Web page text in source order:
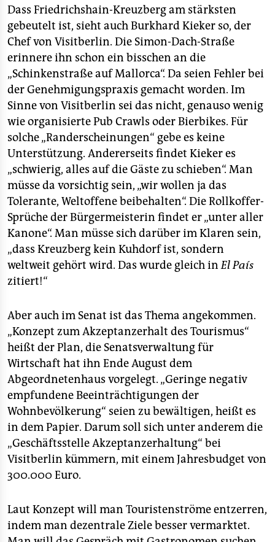
Dass Friedrichshain-Kreuzberg am stärksten
gebeutelt ist, sieht auch Burkhard Kieker so, der
Chef von Visitberlin. Die Simon-Dach-Straße
erinnere ihn schon ein bisschen an die
„Schinkenstraße auf Mallorca“. Da seien Fehler bei
der Genehmigungspraxis gemacht worden. Im
Sinne von Visitberlin sei das nicht, genauso wenig
wie organisierte Pub Crawls oder Bierbikes. Für
solche „Randerscheinungen“ gebe es keine
Unterstützung. Andererseits findet Kieker es
„schwierig, alles auf die Gäste zu schieben“. Man
müsse da vorsichtig sein, „wir wollen ja das
Tolerante, Weltoffene beibehalten“. Die Rollkoffer-
Sprüche der Bürgermeisterin findet er „unter aller
Kanone“. Man müsse sich darüber im Klaren sein,
„dass Kreuzberg kein Kuhdorf ist, sondern
weltweit gehört wird. Das wurde gleich inEl País
zitiert!“
Aber auch im Senat ist das Thema angekommen.
„Konzept zum Akzeptanzerhalt des Tourismus“
heißt der Plan, die Senatsverwaltung für
Wirtschaft hat ihn Ende August dem
Abgeordnetenhaus vorgelegt. „Geringe negativ
empfundene Beeinträchtigungen der
Wohnbevölkerung“ seien zu bewältigen, heißt es
in dem Papier. Darum soll sich unter anderem die
„Geschäftsstelle Akzeptanzerhaltung“ bei
Visitberlin kümmern, mit einem Jahresbudget von
300.000 Euro.
Laut Konzept will man Touristenströme entzerren,
indem man dezentrale Ziele besser vermarktet.